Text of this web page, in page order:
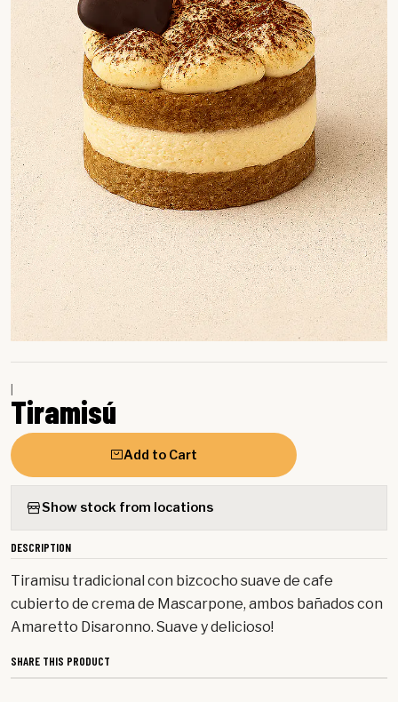
Tiramisú
Add to Cart
Show stock from locations
DESCRIPTION
Tiramisu tradicional con bizcocho suave de cafe
cubierto de crema de Mascarpone, ambos bañados con
Amaretto Disaronno. Suave y delicioso!
SHARE THIS PRODUCT